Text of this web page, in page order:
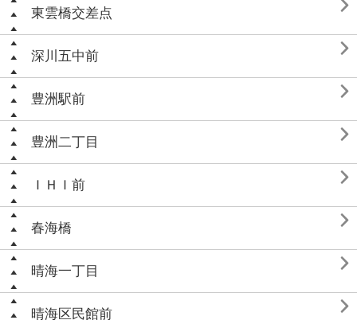
東雲橋交差点 
深川五中前 
豊洲駅前 
豊洲二丁目 
ＩＨＩ前 
春海橋 
晴海一丁目 
晴海区民館前 